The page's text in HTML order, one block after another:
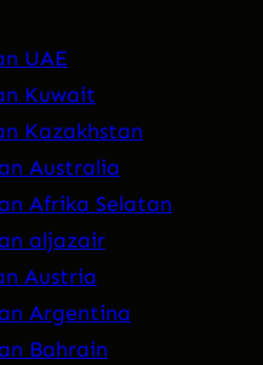
UAE
Kuwait
Kazakhstan
Australia
Afrika Selatan
aljazair
Austria
Argentina
Bahrain